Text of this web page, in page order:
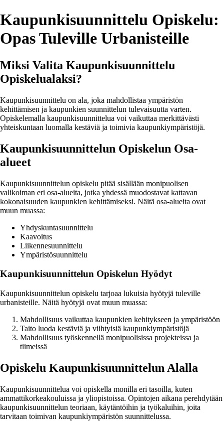
Kaupunkisuunnittelu Opiskelu:
Opas Tuleville Urbanisteille
Miksi Valita Kaupunkisuunnittelu
Opiskelualaksi?
Kaupunkisuunnittelu on ala, joka mahdollistaa ympäristön
kehittämisen ja kaupunkien suunnittelun tulevaisuutta varten.
Opiskelemalla kaupunkisuunnittelua voi vaikuttaa merkittävästi
yhteiskuntaan luomalla kestäviä ja toimivia kaupunkiympäristöjä.
Kaupunkisuunnittelun Opiskelun Osa-
alueet
Kaupunkisuunnittelun opiskelu pitää sisällään monipuolisen
valikoiman eri osa-alueita, jotka yhdessä muodostavat kattavan
kokonaisuuden kaupunkien kehittämiseksi. Näitä osa-alueita ovat
muun muassa:
Yhdyskuntasuunnittelu
Kaavoitus
Liikennesuunnittelu
Ympäristösuunnittelu
Kaupunkisuunnittelun Opiskelun Hyödyt
Kaupunkisuunnittelun opiskelu tarjoaa lukuisia hyötyjä tuleville
urbanisteille. Näitä hyötyjä ovat muun muassa:
Mahdollisuus vaikuttaa kaupunkien kehitykseen ja ympäristöön
Taito luoda kestäviä ja viihtyisiä kaupunkiympäristöjä
Mahdollisuus työskennellä monipuolisissa projekteissa ja
tiimeissä
Opiskelu Kaupunkisuunnittelun Alalla
Kaupunkisuunnittelua voi opiskella monilla eri tasoilla, kuten
ammattikorkeakouluissa ja yliopistoissa. Opintojen aikana perehdytään
kaupunkisuunnittelun teoriaan, käytäntöihin ja työkaluihin, joita
tarvitaan toimivan kaupunkiympäristön suunnittelussa.